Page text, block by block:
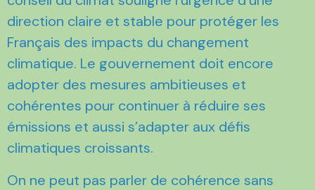
direction claire et stable pour protéger les
Français des impacts du changement
climatique. Le gouvernement doit encore
adopter des mesures ambitieuses et
cohérentes pour continuer à réduire ses
émissions et aussi s’adapter aux défis
climatiques croissants.
On ne peut pas parler de cohérence sans